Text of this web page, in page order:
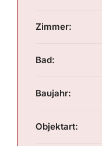
Zimmer:
Bad:
Baujahr:
Objektart: